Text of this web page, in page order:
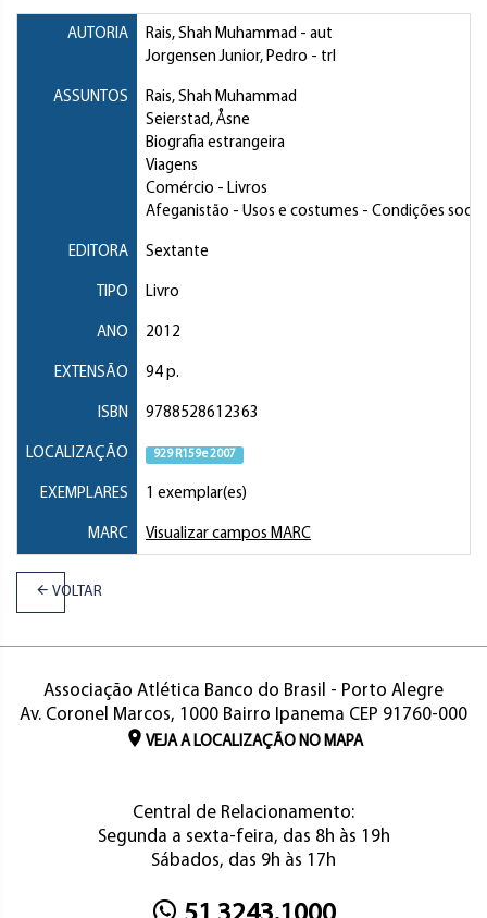
AUTORIA Rais, Shah Muhammad - aut
Jorgensen Junior, Pedro - trl
ASSUNTOS
Rais, Shah Muhammad
Seierstad, Åsne
Biografia estrangeira
Viagens
Comércio - Livros
Afeganistão - Usos e costumes - Condições
EDITORA Sextante
TIPO Livro
ANO 2012
EXTENSÃO 94 p.
ISBN 9788528612363
LOCALIZAÇÃO 929 R159e 2007
EXEMPLARES 1 exemplar(es)
MARC Visualizar campos MARC
VOLTAR
Associação Atlética Banco do Brasil - Porto Alegre
Av. Coronel Marcos, 1000 Bairro Ipanema CEP 91760-000
VEJA A LOCALIZAÇÃO NO MAPA
Central de Relacionamento:
Segunda a sexta-feira, das 8h às 19h
Sábados, das 9h às 17h